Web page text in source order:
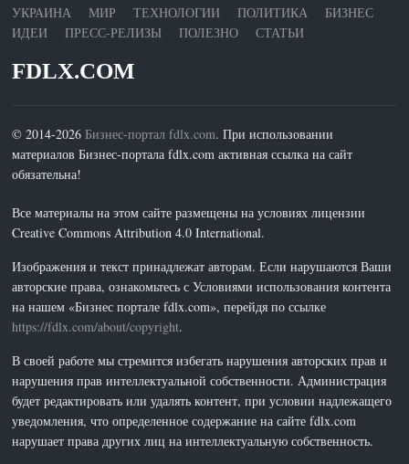
УКРАИНА МИР ТЕХНОЛОГИИ ПОЛИТИКА
БИЗНЕС
ИДЕИ
ПРЕСС-РЕЛИЗЫ ПОЛЕЗНО СТАТЬИ
FDLX.COM
© 2014-2026 Бизнес-портал fdlx.com. При использовании
материалов Бизнес-портала fdlx.com активная ссылка на сайт
обязательна!
Все материалы на этом сайте размещены на условиях лицензии
Creative Commons Attribution 4.0 International.
Изображения и текст принадлежат авторам. Если нарушаются Ваши
авторские права, ознакомьтесь с Условиями использования контента
на нашем «Бизнес портале fdlx.com», перейдя по ссылке
https://fdlx.com/about/copyright.
В своей работе мы стремится избегать нарушения авторских прав и
нарушения прав интеллектуальной собственности. Администрация
будет редактировать или удалять контент, при условии надлежащего
уведомления, что определенное содержание на сайте fdlx.com
нарушает права других лиц на интеллектуальную собственность.